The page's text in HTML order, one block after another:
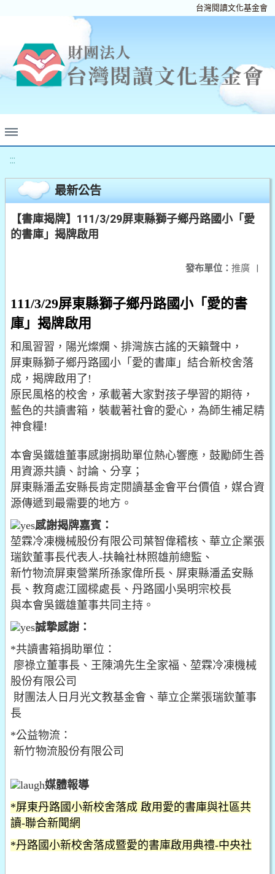
台灣閱讀文化基金會
:::
最新公告
【書庫揭牌】111/3/29屏東縣獅子鄉丹路國小「愛
的書庫」揭牌啟用
發布單位： 推廣 |
111/3/29屏東縣獅子鄉丹路國小「愛的書
庫」揭牌啟用
和風習習，陽光燦爛、排灣族古謠的天籟聲中，
屏東縣獅子鄉丹路國小「愛的書庫」結合新校舍落
成，揭牌啟用了!
原民風格的校舍，承載著大家對孩子學習的期待，
藍色的共讀書箱，裝載著社會的愛心，為師生補足精
神食糧!
本會吳鐵雄董事感謝捐助單位熱心響應，鼓勵師生善
用資源共讀、討論、分享；
屏東縣潘孟安縣長肯定閱讀基金會平台價值，媒合資
源傳遞到最需要的地方。
感謝揭牌嘉賓：
堃霖冷凍機械股份有限公司葉智偉稽核、華立企業張
瑞欽董事長代表人-扶輪社林照雄前總監、
新竹物流屏東營業所孫家偉所長、屏東縣潘孟安縣
長、教育處江國樑處長、丹路國小吳明宗校長
與本會吳鐵雄董事共同主持。
誠摯感謝：
*共讀書箱捐助單位：
廖祿立董事長、王陳鴻先生全家福、堃霖冷凍機械
股份有限公司
財團法人日月光文教基金會、華立企業張瑞欽董事
長
*公益物流：
新竹物流股份有限公司
媒體報導
*屏東丹路國小新校舍落成 啟用愛的書庫與社區共
讀-聯合新聞網
*丹路國小新校舍落成暨愛的書庫啟用典禮-中央社